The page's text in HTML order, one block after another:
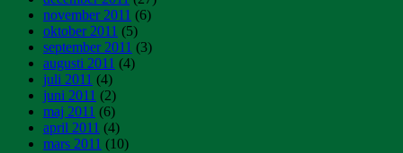
november 2011 (6)
oktober 2011 (5)
september 2011 (3)
augusti 2011 (4)
juli 2011 (4)
juni 2011 (2)
maj 2011 (6)
april 2011 (4)
mars 2011 (10)